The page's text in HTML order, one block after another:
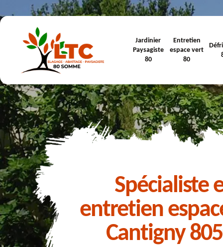
Jardinier
Paysagiste
80
Entretien
espace vert
80
Spécialiste
entretien
Cantigny